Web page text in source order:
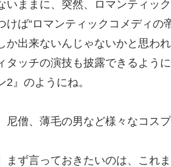
いままに、突然、ロマンティッ
ば“ロマンティックコメディの
か出来ないんじゃないかと思わ
タッチの演技も披露できるよう
2』のようにね。
僧、薄毛の男など様々なコス
まず言っておきたいのは、これ